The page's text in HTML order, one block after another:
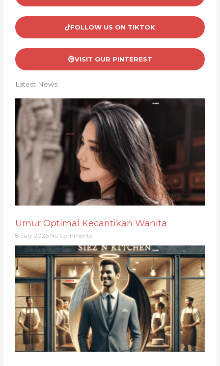
FOLLOW US ON TIKTOK
VISIT OUR PINTEREST
Latest News
Umur Optimal Kecantikan Wanita
8 July 2026 No Comments